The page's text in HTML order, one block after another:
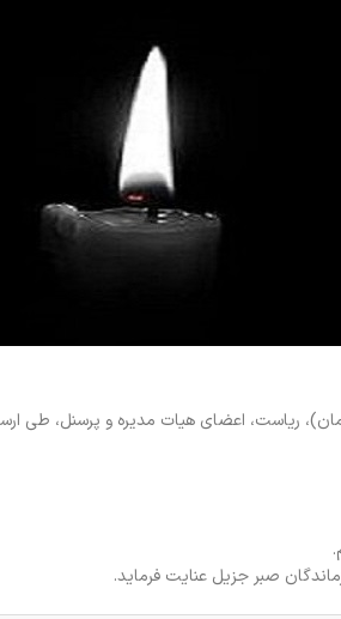
ریاست، اعضای هیات مدیره و پرسنل، طی
صبر جزیل عنایت فرماید.